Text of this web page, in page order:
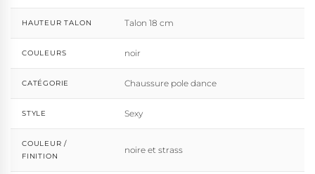
HAUTEUR TALON Talon 18 cm
COULEURS noir
CATÉGORIE Chaussure pole dance
STYLE Sexy
COULEUR /
FINITION
noire et strass